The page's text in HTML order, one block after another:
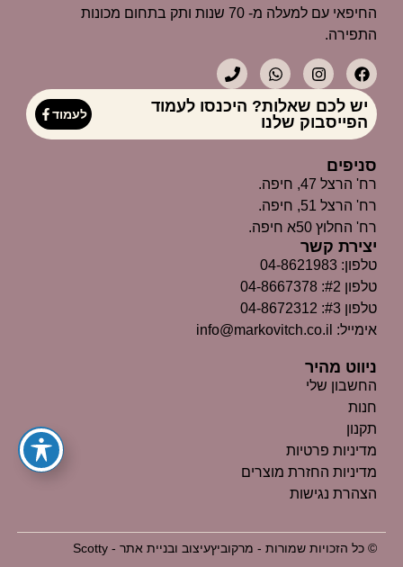
החיפאי עם למעלה מ- 70 שנות ותק בתחום מכונות
התפירה.
יש לכם שאלות? היכנסו לעמוד
הפייסבוק שלנו
לעמוד
ניווט מהיר
החשבון שלי
חנות
תקנון
מדיניות פרטיות
מדיניות החזרת מוצרים
הצהרת נגישות
סניפים
רח' הרצל 47, חיפה.
רח' הרצל 51, חיפה.
רח' החלוץ 50א חיפה.
יצירת קשר
טלפון: 04-8621983
טלפון #2: 04-8667378
טלפון #3: 04-8672312
אימייל: info@markovitch.co.il
© כל הזכויות שמורות - מרקוביץעיצוב ובניית אתר - Scotty